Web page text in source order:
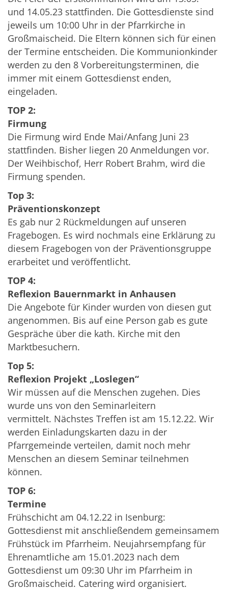
und 14.05.23 stattfinden. Die Gottesdienste sind
jeweils um 10:00 Uhr in der Pfarrkirche in
Großmaischeid. Die Eltern können sich für einen
der Termine entscheiden. Die Kommunionkinder
werden zu den 8 Vorbereitungsterminen, die
immer mit einem Gottesdienst enden,
eingeladen.
TOP 2:
Firmung
Die Firmung wird Ende Mai/Anfang Juni 23
stattfinden. Bisher liegen 20 Anmeldungen vor.
Der Weihbischof, Herr Robert Brahm, wird die
Firmung spenden.
Top 3:
Präventionskonzept
Es gab nur 2 Rückmeldungen auf unseren
Fragebogen. Es wird nochmals eine Erklärung zu
diesem Fragebogen von der Präventionsgruppe
erarbeitet und veröffentlicht.
TOP 4:
Reflexion Bauernmarkt in Anhausen
Die Angebote für Kinder wurden von diesen gut
angenommen. Bis auf eine Person gab es gute
Gespräche über die kath. Kirche mit den
Marktbesuchern.
Top 5:
Reflexion Projekt „Loslegen“
Wir müssen auf die Menschen zugehen. Dies
wurde uns von den Seminarleitern
vermittelt. Nächstes Treffen ist am 15.12.22. Wir
werden Einladungskarten dazu in der
Pfarrgemeinde verteilen, damit noch mehr
Menschen an diesem Seminar teilnehmen
können.
TOP 6:
Termine
Frühschicht am 04.12.22 in Isenburg:
Gottesdienst mit anschließendem gemeinsamem
Frühstück im Pfarrheim. Neujahrsempfang für
Ehrenamtliche am 15.01.2023 nach dem
Gottesdienst um 09:30 Uhr im Pfarrheim in
Großmaischeid. Catering wird organisiert.